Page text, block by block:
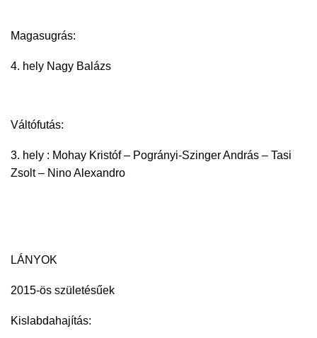
Magasugrás:
4. hely Nagy Balázs
Váltófutás:
3. hely : Mohay Kristóf – Pogrányi-Szinger András – Tasi
Zsolt – Nino Alexandro
LÁNYOK
2015-ös születésűek
Kislabdahajítás: